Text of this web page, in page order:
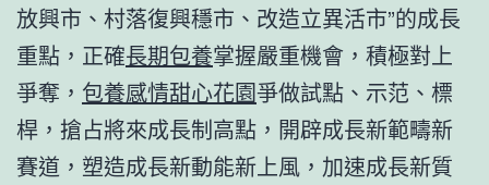
放興市、村落復興穩市、改造立異活市”的成長
重點，正確長期包養掌握嚴重機會，積極對上
爭奪， 包養感情甜心花園爭做試點、示范、標
桿，搶占將來成長制高點，開辟成長新範疇新
賽道，塑造成長新動能新上風，加速成長新質